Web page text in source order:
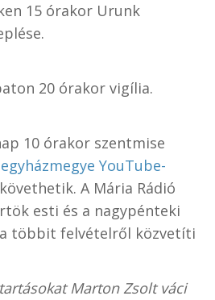
15 órakor Urunk
20 órakor vigília.
10 órakor szentmise
egyházmegye YouTube-
A Mária Rádió
esti és a nagypénteki
többit felvételről közvetíti
Marton Zsolt váci